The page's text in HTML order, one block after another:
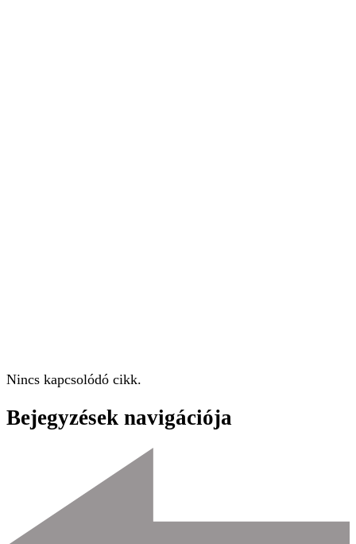
Nincs kapcsolódó cikk.
Bejegyzések navigációja